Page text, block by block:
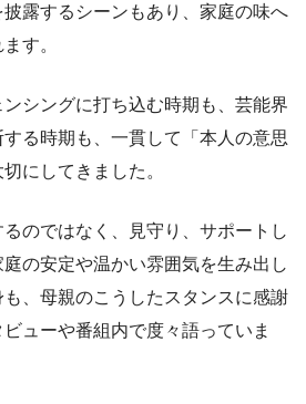
露するシーンもあり、家庭の味へ
す。
シングに打ち込む時期も、芸能界
る時期も、一貫して「本人の意思
にしてきました。
のではなく、見守り、サポートし
の安定や温かい雰囲気を生み出し
、母親のこうしたスタンスに感謝
ューや番組内で度々語っていま